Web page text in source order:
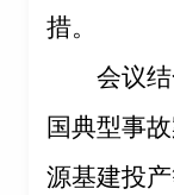
措。
会议
国典型事
源基建投